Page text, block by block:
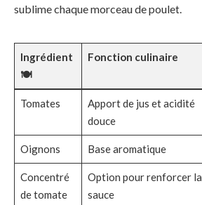
sublime chaque morceau de poulet.
Ingrédient
🍽️
Fonction culinaire
Tomates
Apport de jus et acidité
douce
Oignons Base aromatique
Concentré
de tomate
Option pour renforcer la
sauce